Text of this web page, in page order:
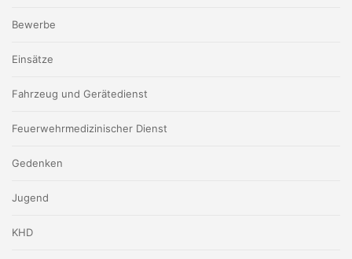
Bewerbe
Einsätze
Fahrzeug und Gerätedienst
Feuerwehrmedizinischer Dienst
Gedenken
Jugend
KHD